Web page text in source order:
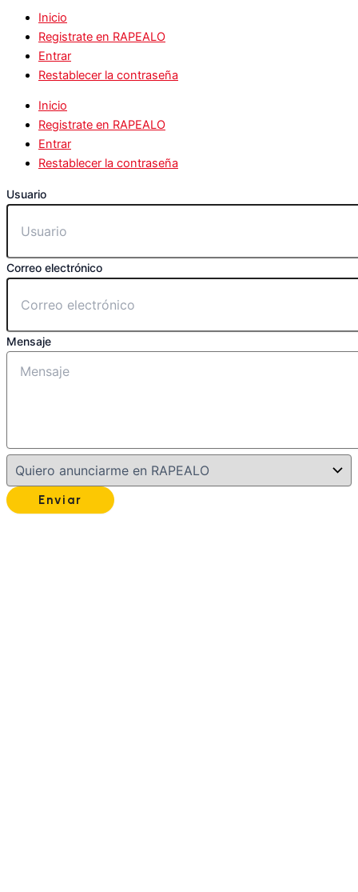
Inicio
Registrate en RAPEALO
Entrar
Restablecer la contraseña
Inicio
Registrate en RAPEALO
Entrar
Restablecer la contraseña
Usuario
Correo electrónico
Mensaje
Enviar